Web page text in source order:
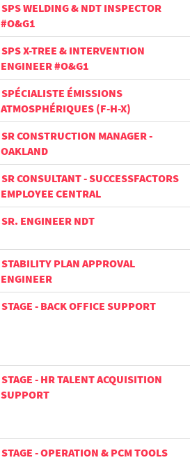
SPS WELDING & NDT INSPECTOR
#O&G1
SPS X-TREE & INTERVENTION
ENGINEER #O&G1
SPÉCIALISTE ÉMISSIONS
ATMOSPHÉRIQUES (F-H-X)
SR CONSTRUCTION MANAGER -
OAKLAND
SR CONSULTANT - SUCCESSFACTORS
EMPLOYEE CENTRAL
SR. ENGINEER NDT
STABILITY PLAN APPROVAL
ENGINEER
STAGE - BACK OFFICE SUPPORT
STAGE - HR TALENT ACQUISITION
SUPPORT
STAGE - OPERATION & PCM TOOLS